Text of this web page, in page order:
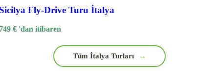
Fly-Drive Turu İtalya
€ 'dan itibaren
Tüm İtalya Turları →